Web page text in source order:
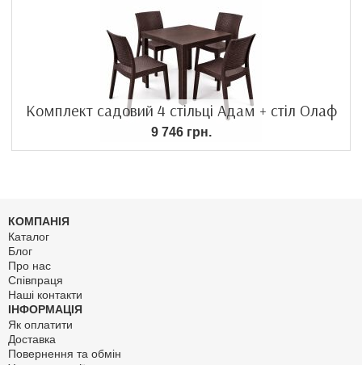
Комплект садовий 4 стільці Адам + стіл Олаф
9 746 грн.
КОМПАНІЯ
Каталог
Блог
Про нас
Співпраця
Наші контакти
ІНФОРМАЦІЯ
Як оплатити
Доставка
Повернення та обмін